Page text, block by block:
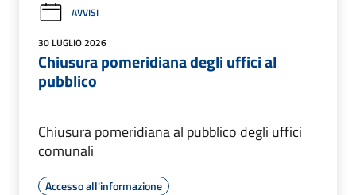
AVVISI
30 LUGLIO 2026
Chiusura pomeridiana degli uffici al
pubblico
Chiusura pomeridiana al pubblico degli uffici
comunali
Accesso all'informazione